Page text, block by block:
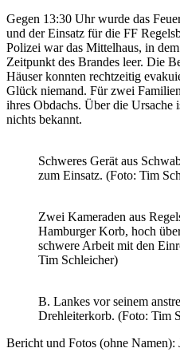
Gegen 13:30 Uhr wurde das
und der Einsatz für die FF
Polizei war das Mittelhaus, in
Zeitpunkt des Brandes leer. Die
Häuser konnten rechtzeitig
Glück niemand. Für zwei
ihres Obdachs. Über die Ursache
nichts bekannt.
Schweres Gerät aus
zum Einsatz. (Foto: Tim
Zwei Kameraden aus
Hamburger Korb, hoch
schwere Arbeit mit den
Tim Schleicher)
B. Lankes vor seinem
Drehleiterkorb. (Foto: Tim
Bericht und Fotos (ohne Namen):